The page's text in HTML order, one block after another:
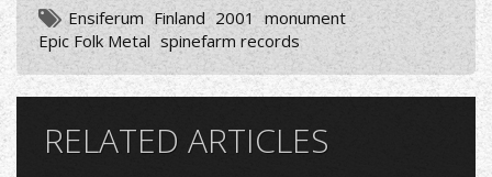
Ensiferum Finland 2001 monument
Epic Folk Metal spinefarm records
RELATED ARTICLES